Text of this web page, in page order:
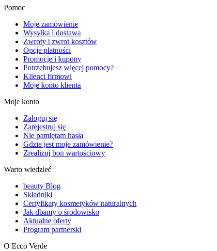
Pomoc
Moje zamówienie
Wysyłka i dostawa
Zwroty i zwrot kosztów
Opcje płatności
Promocje i kupony
Potrzebujesz więcej pomocy?
Klienci firmowi
Moje konto klienta
Moje konto
Zaloguj się
Zarejestruj się
Nie pamiętam hasła
Gdzie jest moje zamówienie?
Zrealizuj bon wartościowy
Warto wiedzieć
beauty Blog
Składniki
Certyfikaty kosmetyków naturalnych
Jak dbamy o środowisko
Aktualne oferty
Program partnerski
O Ecco Verde